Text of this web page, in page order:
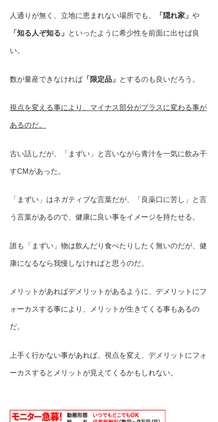
人通りが無く、立地に恵まれない場所でも、 「隠れ家」 や
「知る人ぞ知る」 といったように希少性を前面に出せば良
い。
数が量産できなければ「限定品」 とするのも良いだろう。
視点を変える事により、マイナス部分がプラスに変わる事が
あるのだ。
古い話しだが、「まずい」と言いながら青汁を一気に飲み干
すCMがあった。
「まずい」はネガティブな言葉だが、「良薬口に苦し」と言
う言葉があるので、健康に良い事をイメージを持たせる。
誰も「まずい」物は飲んだり食べたりしたく無いのだが、健
康になるなら我慢しなければと思うのだ。
メリットがあればデメリットがあるように、デメリットにフ
ォーカスする事により、メリットが生きてくる事もあるの
だ。
上手く行かない事があれば、視点を変え、デメリットにフォ
ーカスするとメリットが見えてくるかもしれない。